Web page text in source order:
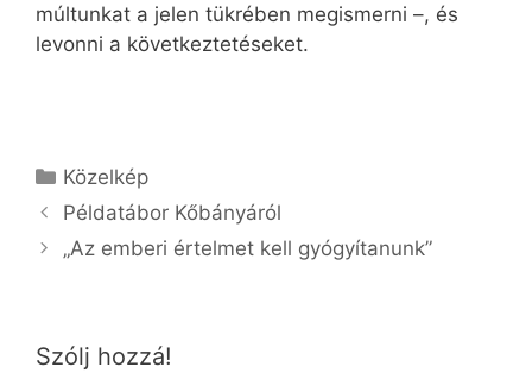
múltunkat a jelen tükrében megismerni –, és
levonni a következtetéseket.
Kategória
Közelkép
Példatábor Kőbányáról
„Az emberi értelmet kell gyógyítanunk”
Szólj hozzá!